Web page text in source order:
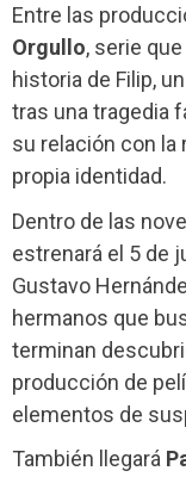
Entre las
Orgullo, serie
historia de Filip,
tras una tragedia
su relación con la
propia identidad.
Dentro de las
estrenará el 5 de
Gustavo
hermanos que
terminan
producción de
elementos de
También llegará